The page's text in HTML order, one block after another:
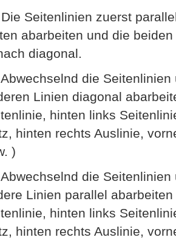
Seitenlinien zuerst
abarbeiten und die
diagonal.
die
Linien diagonal
hinten links
hinten rechts Auslinie,
)
die
Linien parallel
hinten links
hinten rechts Auslinie,